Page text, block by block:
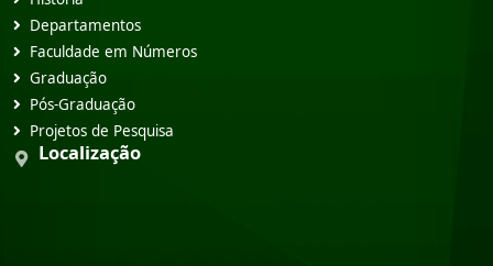
Departamentos
Faculdade em Números
Graduação
Pós-Graduação
Projetos de Pesquisa
Localização